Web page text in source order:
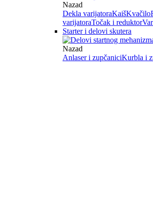
Nazad
Dekla varijatoraKaišKvačilo
varijatoraTočak i reduktor
Starter i delovi skutera
Nazad
Anlaser i zupčaniciKurbla i